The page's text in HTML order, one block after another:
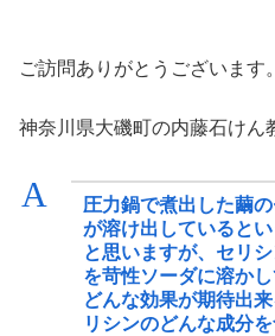
ご訪問ありがとうございます。
神奈川県大磯町の内藤石けん
A
圧力鍋で煮出した繭
が溶け出していると
と思いますが、セリ
を苛性ソーダに溶か
どんな効果が期待出
リシンのどんな成分